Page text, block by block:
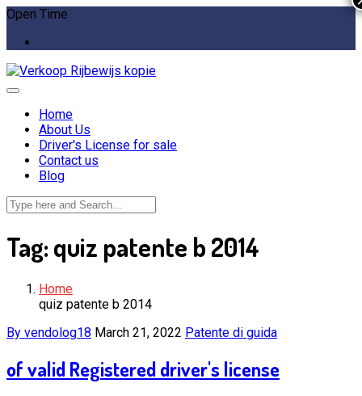
Open Time
Home
About Us
Driver's License for sale
Contact us
Blog
Tag:quiz patente b 2014
Home
quiz patente b 2014
By vendolog18 March 21, 2022 Patente di guida
of valid Registered driver's license